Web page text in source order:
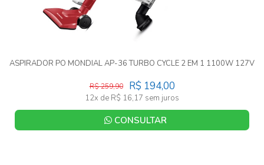
ASPIRADOR PO MONDIAL AP-36 TURBO CYCLE 2 EM 1 1100W 127V
R$ 194,00
R$ 259,90
12x de R$ 16,17 sem juros
CONSULTAR